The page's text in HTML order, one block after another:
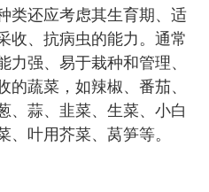
类还应考虑其生育期、适
收、抗病虫的能力。通常
力强、易于栽种和管理、
蔬菜，如辣椒、番茄、
、蒜、韭菜、生菜、小白
、叶用芥菜、莴笋等。